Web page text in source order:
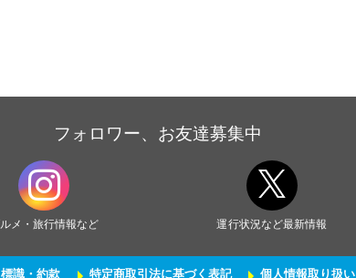
フォロワー、お友達募集中
メ・旅行情報など 運行状況など最新情報
標識・約款 特定商取引法に基づく表記 個人情報取り扱い